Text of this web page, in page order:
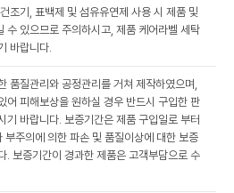
조기, 표백제 및 섬유유연제 사용 시 제품 및
수 있으므로 주의하시고, 제품 케어라벨 세탁
바랍니다.
품질관리와 공정관리를 거쳐 제작하였으며,
어 피해보상을 원하실 경우 반드시 구입한 판
기 바랍니다. 보증기간은 제품 구입일로 부터
부주의에 의한 파손 및 품질이상에 대한 보증
. 보증기간이 경과한 제품은 고객부담으로 수